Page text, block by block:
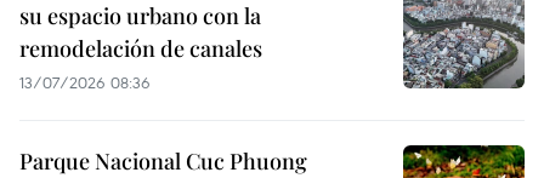
su espacio urbano con la
remodelación de canales
13/07/2026 08:36
Parque Nacional Cuc Phuong